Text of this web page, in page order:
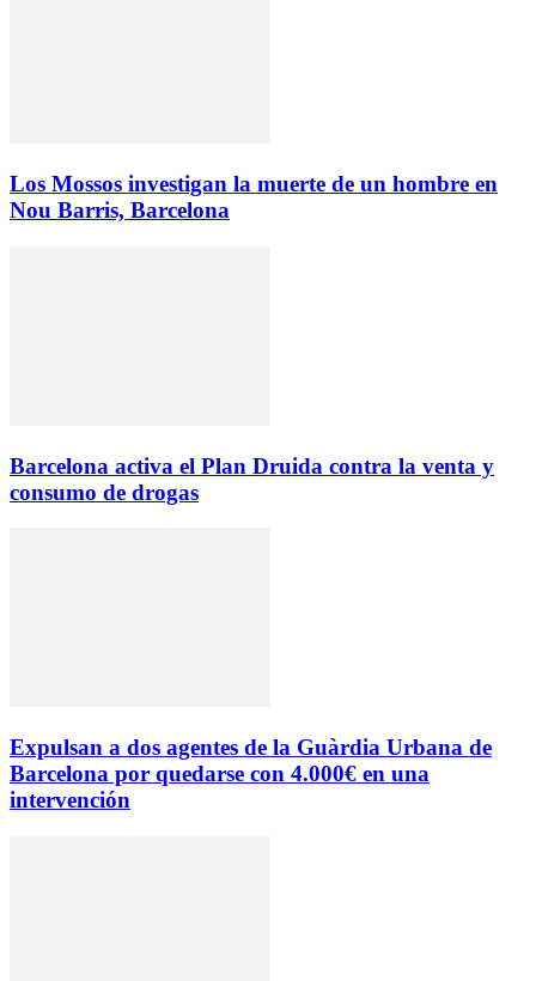
Los Mossos investigan la muerte de un hombre en
Nou Barris, Barcelona
Barcelona activa el Plan Druida contra la venta y
consumo de drogas
Expulsan a dos agentes de la Guàrdia Urbana de
Barcelona por quedarse con 4.000€ en una
intervención